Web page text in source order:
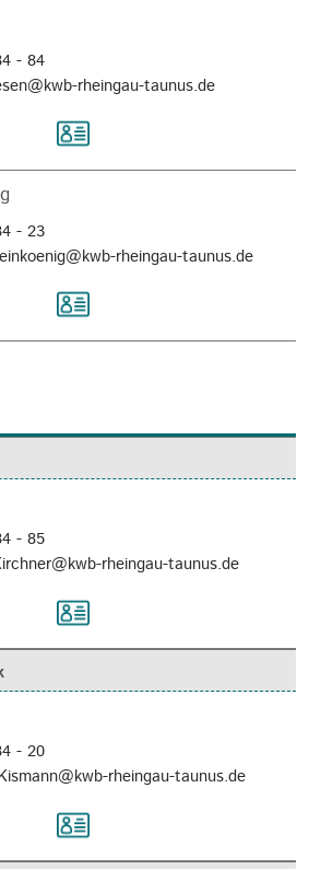
- 84
rheingau-taunus.de
- 23
rheingau-taunus.de
- 85
rheingau-taunus.de
- 20
rheingau-taunus.de